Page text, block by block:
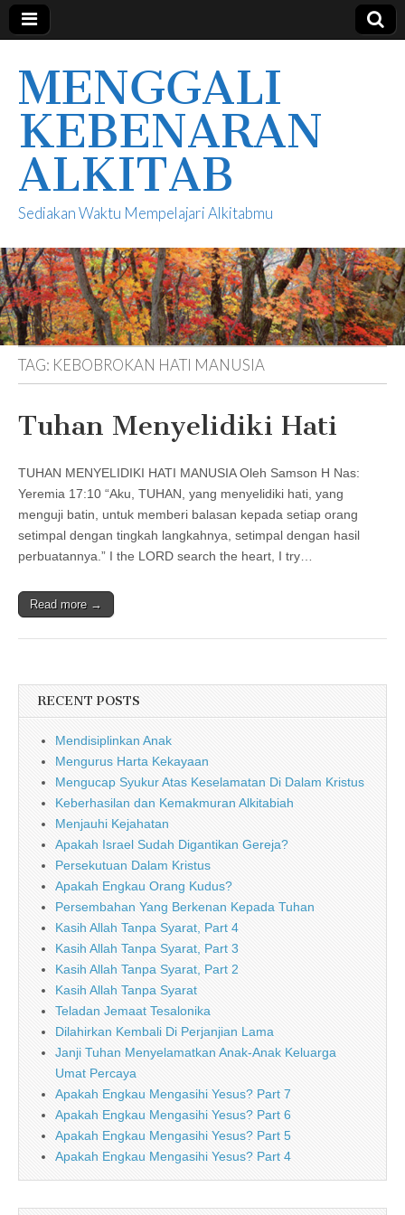
MENGGALI
KEBENARAN
ALKITAB
Sediakan Waktu Mempelajari Alkitabmu
TAG: KEBOBROKAN HATI MANUSIA
Tuhan Menyelidiki Hati
TUHAN MENYELIDIKI HATI MANUSIA Oleh Samson H Nas:
Yeremia 17:10 “Aku, TUHAN, yang menyelidiki hati, yang
menguji batin, untuk memberi balasan kepada setiap orang
setimpal dengan tingkah langkahnya, setimpal dengan hasil
perbuatannya.” I the LORD search the heart, I try…
Read more →
RECENT POSTS
Mendisiplinkan Anak
Mengurus Harta Kekayaan
Mengucap Syukur Atas Keselamatan Di Dalam Kristus
Keberhasilan dan Kemakmuran Alkitabiah
Menjauhi Kejahatan
Apakah Israel Sudah Digantikan Gereja?
Persekutuan Dalam Kristus
Apakah Engkau Orang Kudus?
Persembahan Yang Berkenan Kepada Tuhan
Kasih Allah Tanpa Syarat, Part 4
Kasih Allah Tanpa Syarat, Part 3
Kasih Allah Tanpa Syarat, Part 2
Kasih Allah Tanpa Syarat
Teladan Jemaat Tesalonika
Dilahirkan Kembali Di Perjanjian Lama
Janji Tuhan Menyelamatkan Anak-Anak Keluarga
Umat Percaya
Apakah Engkau Mengasihi Yesus? Part 7
Apakah Engkau Mengasihi Yesus? Part 6
Apakah Engkau Mengasihi Yesus? Part 5
Apakah Engkau Mengasihi Yesus? Part 4